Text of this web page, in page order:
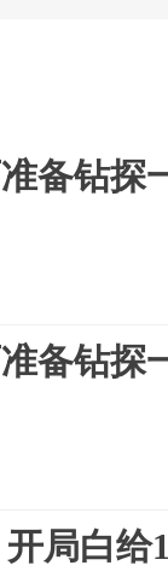
备钻探
备钻探
开局白给